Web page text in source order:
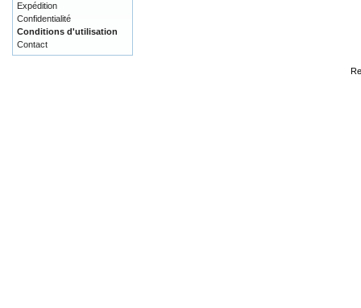
Expédition
Confidentialité
Conditions d'utilisation
Contact